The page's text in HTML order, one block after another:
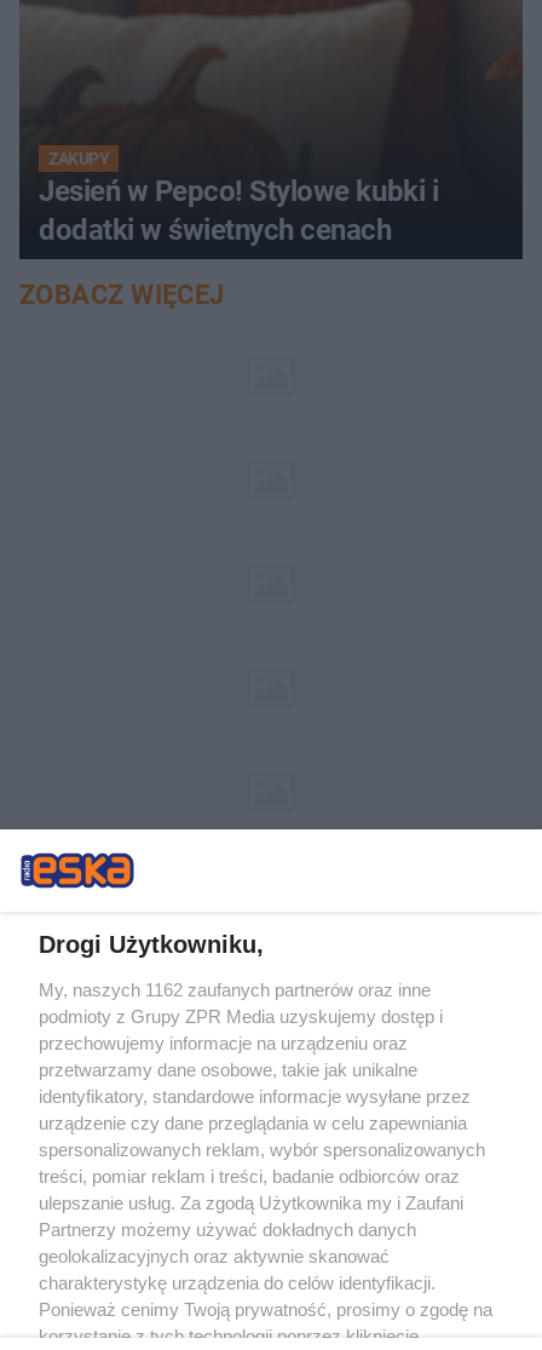
ZAKUPY
Jesień w Pepco! Stylowe kubki i
dodatki w świetnych cenach
ZOBACZ WIĘCEJ
Żaden utwór zamieszczony w serwisie nie może być powielany i
rozpowszechniany lub dalej rozpowszechniany w jakikolwiek sposób (w
tym także elektroniczny lub mechaniczny) na jakimkolwiek polu
eksploatacji w jakiejkolwiek formie, włącznie z umieszczaniem w Internecie
bez pisemnej zgody właściciela praw. Jakiekolwiek użycie lub
wykorzystanie utworów w całości lub w części z naruszeniem prawa, tzn.
bez właściwej zgody, jest zabronione pod groźbą kary i może być ścigane
prawnie.
O nas
Drogi Użytkowniku,
My, naszych 1162 zaufanych partnerów oraz inne
podmioty z Grupy ZPR Media uzyskujemy dostęp i
przechowujemy informacje na urządzeniu oraz
przetwarzamy dane osobowe, takie jak unikalne
identyfikatory, standardowe informacje wysyłane przez
urządzenie czy dane przeglądania w celu zapewniania
spersonalizowanych reklam, wybór spersonalizowanych
treści, pomiar reklam i treści, badanie odbiorców oraz
ulepszanie usług. Za zgodą Użytkownika my i Zaufani
Partnerzy możemy używać dokładnych danych
geolokalizacyjnych oraz aktywnie skanować
charakterystykę urządzenia do celów identyfikacji.
Ponieważ cenimy Twoją prywatność, prosimy o zgodę na
korzystanie z tych technologii poprzez kliknięcie